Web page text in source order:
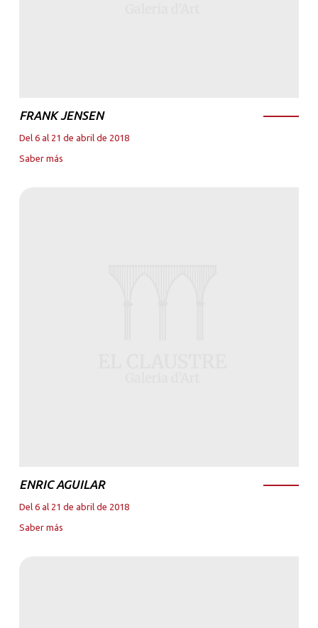
FRANK JENSEN
Del 6 al 21 de abril de 2018
Saber más
ENRIC AGUILAR
Del 6 al 21 de abril de 2018
Saber más